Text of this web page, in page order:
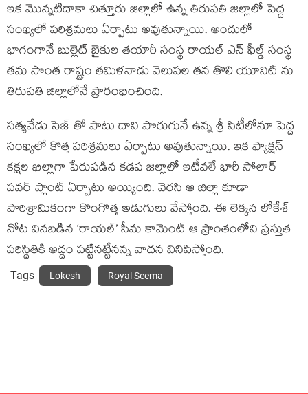
ఇక మొన్నటిదాకా చిత్తూరు జిల్లాలో ఉన్న తిరుపతి జిల్లాలో పెద్ద
సంఖ్యలో పరిశ్రమలు ఏర్పాటు అవుతున్నాయి. అందులో
భాగంగానే బుల్లెట్ బైకుల తయారీ సంస్థ రాయల్ ఎన్ ఫీల్డ్ సంస్థ
తమ సొంత రాష్ట్రం తమిళనాడు వెలుపల తన తొలి యూనిట్ ను
తిరుపతి జిల్లాలోనే ప్రారంభించింది.
సత్యవేడు సెజ్ తో పాటు దాని పొరుగునే ఉన్న శ్రీ సిటీలోనూ పెద్ద
సంఖ్యలో కొత్త పరిశ్రమలు ఏర్పాటు అవుతున్నాయి. ఇక ఫ్యాక్షన్
కక్షల ఖిల్లాగా పేరుపడిన కడప జిల్లాలో ఇటీవలే భారీ సోలార్
పవర్ ప్లాంట్ ఏర్పాటు అయ్యింది. వెరసి ఆ జిల్లా కూడా
పారిశ్రామికంగా కొంగొత్త అడుగులు వేస్తోంది. ఈ లెక్కన లోకేశ్
నోట వినబడిన ‘రాయల్’ సీమ కామెంట్ ఆ ప్రాంతంలోని ప్రస్తుత
పరిస్థితికి అద్దం పట్టినట్టేనన్న వాదన వినిపిస్తోంది.
Tags Lokesh Royal Seema